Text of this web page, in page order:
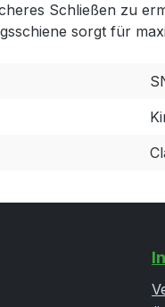
Schließen zu
sorgt für